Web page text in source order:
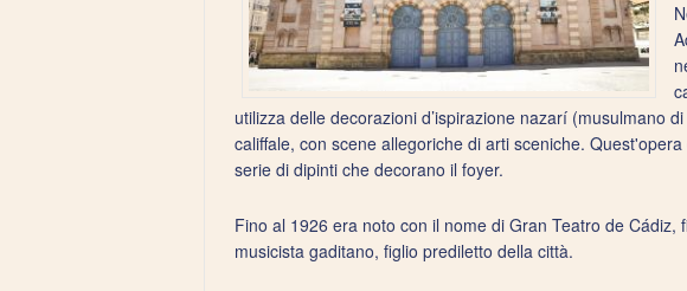
utilizza delle decorazioni d’ispirazione nazarí (musulmano
califfale, con scene allegoriche di arti sceniche.
serie di dipinti che decorano il foyer.
Fino al 1926 era noto con il nome di Gran Teatro de
musicista gaditano, figlio prediletto della città.